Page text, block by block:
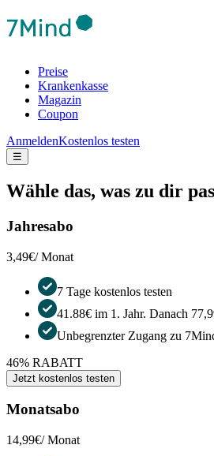
Preise
Krankenkasse
Magazin
Coupon
AnmeldenKostenlos testen
☰
Wähle das, was zu dir
Jahresabo
3,49€/ Monat
7 Tage kostenlos testen
41.88€ im 1. Jahr. Danach
Unbegrenzter Zugang zu
46% RABATT
Jetzt kostenlos testen
Monatsabo
14,99€/ Monat